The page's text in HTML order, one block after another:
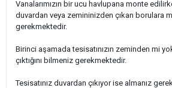
Vanalarımızın bir ucu havlupana monte
duvardan veya zemininizden çıkan borulara
gerekmektedir.
Birinci aşamada tesisatınızın zeminden mi
çıktığını bilmeniz gerekmektedir.
Tesisatınız duvardan çıkıyor ise almanız